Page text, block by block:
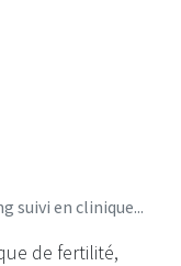
suivi en clinique...
de fertilité,